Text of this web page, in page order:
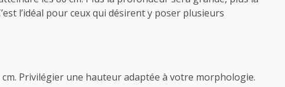
l’idéal pour ceux qui désirent y poser plusieurs
Privilégier une hauteur adaptée à votre morphologie.